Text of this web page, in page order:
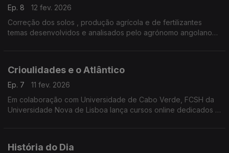
Ep. 8
12 fev. 2026
Correção dos solos , produção agrícola e de fertilizantes
temas desenvolvidos e analisados pelo agrónomo angolano
Crioulidades e o Atlântico
Ep. 7
11 fev. 2026
Em colaboração com Universidade de Cabo Verde, FCSH da
Universidade Nova de Lisboa lança cursos online dedicados à
História do Dia